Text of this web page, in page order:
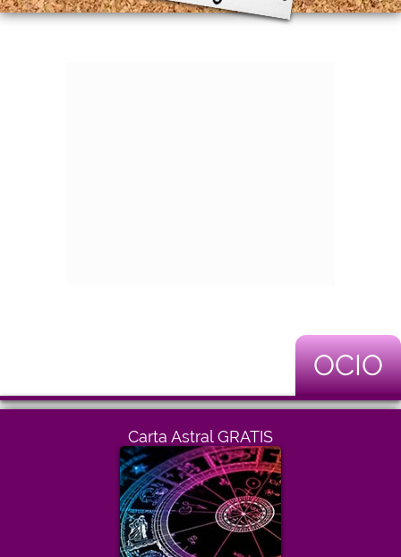
OCIO
Carta Astral GRATIS